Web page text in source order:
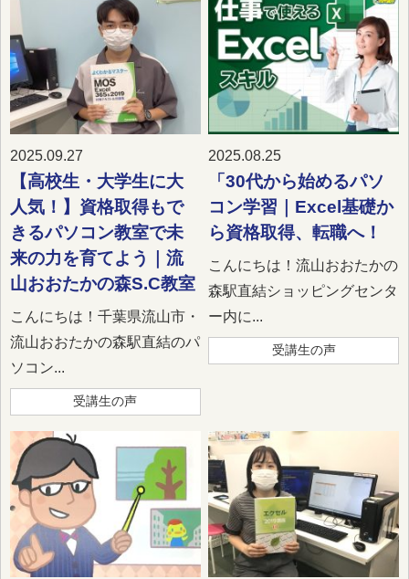
2025.09.27
【高校生・大学生に大
人気！】資格取得もで
きるパソコン教室で未
来の力を育てよう｜流
山おおたかの森S.C教室
こんにちは！千葉県流山市・
流山おおたかの森駅直結のパ
ソコン...
受講生の声
2025.08.25
「30代から始めるパソ
コン学習｜Excel基礎か
ら資格取得、転職へ！
こんにちは！流山おおたかの
森駅直結ショッピングセンタ
ー内に...
受講生の声